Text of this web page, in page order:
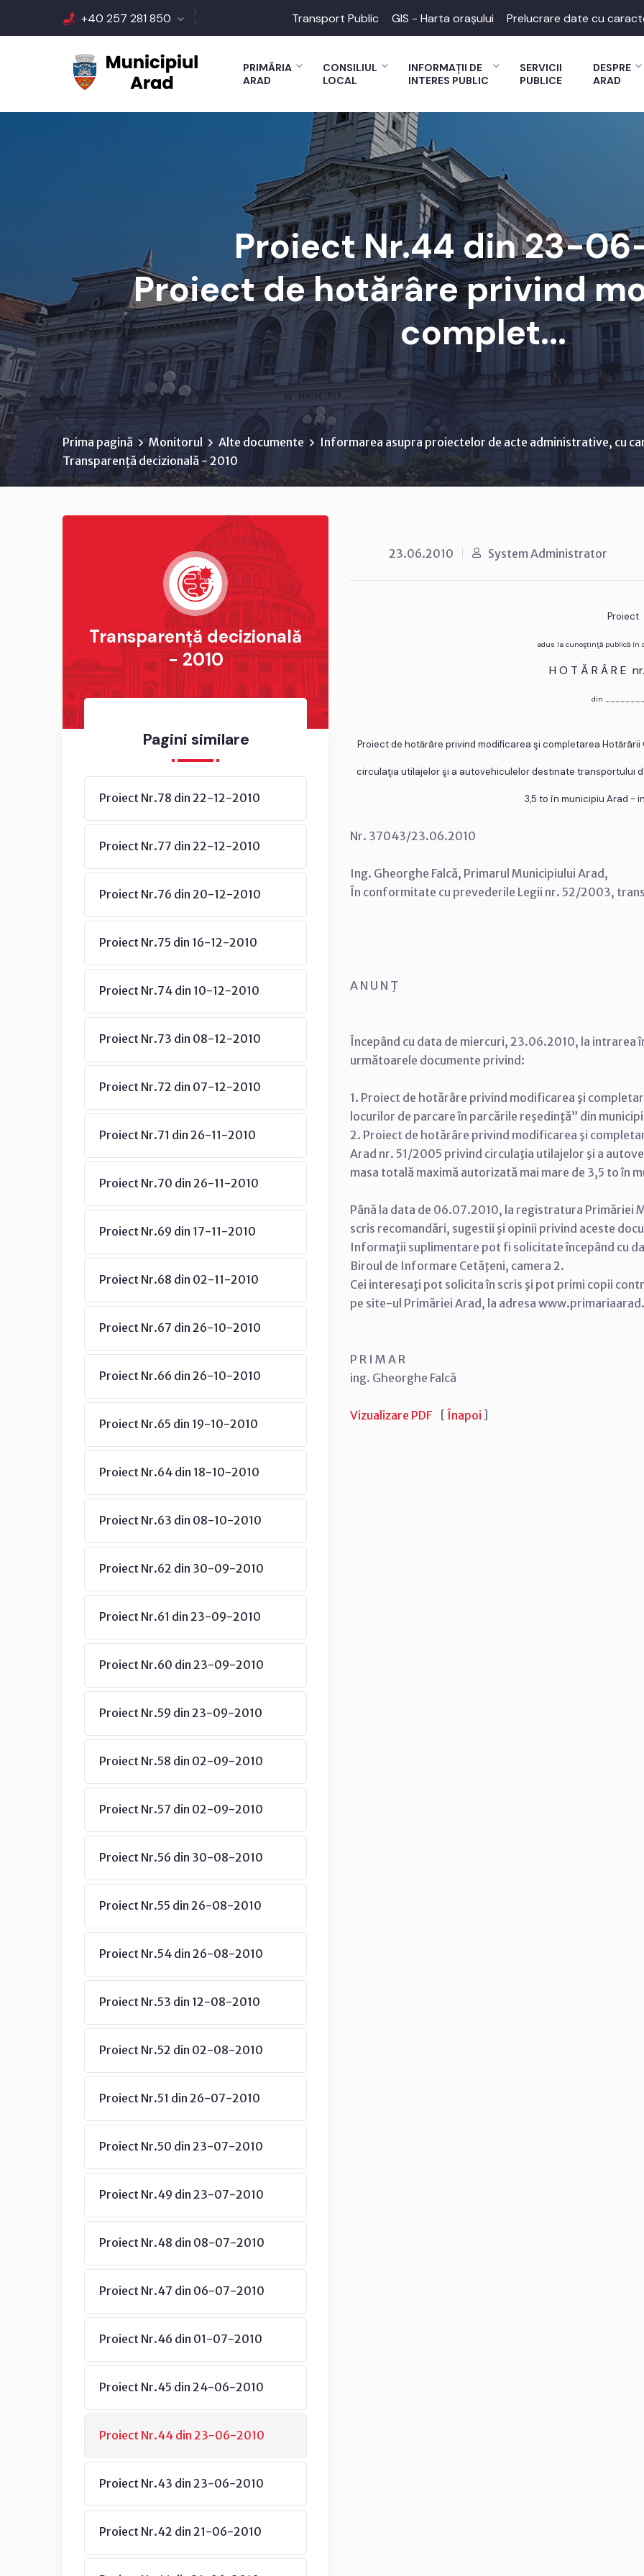
+40 257 281 850 Transport Public GIS - Harta orașului Prelucrare date cu
PRIMĂRIA
ARAD
CONSILIUL
LOCAL
INFORMAȚII DE
INTERES PUBLIC
SERVICII
PUBLICE
DESPRE
ARAD
Proiect Nr.44 din 23-
Proiect de hotărâre privind
complet...
Prima pagină Monitorul Alte documente
Informarea asupra proiectelor de acte administrative, cu
Transparență decizională - 2010
Transparență decizională
- 2010
Pagini similare
Proiect Nr.78 din 22-12-2010
Proiect Nr.77 din 22-12-2010
Proiect Nr.76 din 20-12-2010
Proiect Nr.75 din 16-12-2010
Proiect Nr.74 din 10-12-2010
Proiect Nr.73 din 08-12-2010
Proiect Nr.72 din 07-12-2010
Proiect Nr.71 din 26-11-2010
Proiect Nr.70 din 26-11-2010
Proiect Nr.69 din 17-11-2010
Proiect Nr.68 din 02-11-2010
Proiect Nr.67 din 26-10-2010
Proiect Nr.66 din 26-10-2010
Proiect Nr.65 din 19-10-2010
Proiect Nr.64 din 18-10-2010
Proiect Nr.63 din 08-10-2010
Proiect Nr.62 din 30-09-2010
Proiect Nr.61 din 23-09-2010
Proiect Nr.60 din 23-09-2010
Proiect Nr.59 din 23-09-2010
Proiect Nr.58 din 02-09-2010
Proiect Nr.57 din 02-09-2010
Proiect Nr.56 din 30-08-2010
Proiect Nr.55 din 26-08-2010
Proiect Nr.54 din 26-08-2010
Proiect Nr.53 din 12-08-2010
Proiect Nr.52 din 02-08-2010
Proiect Nr.51 din 26-07-2010
Proiect Nr.50 din 23-07-2010
Proiect Nr.49 din 23-07-2010
Proiect Nr.48 din 08-07-2010
Proiect Nr.47 din 06-07-2010
Proiect Nr.46 din 01-07-2010
Proiect Nr.45 din 24-06-2010
Proiect Nr.44 din 23-06-2010
Proiect Nr.43 din 23-06-2010
Proiect Nr.42 din 21-06-2010
23.06.2010 System Administrator
Proiect
adus la cunoştinţă publică în
H O T Ă R Â R E
din
Proiect de hotărâre privind modificarea şi completarea
circulaţia utilajelor şi a autovehiculelor destinate transportului
3,5 to în municipiu Arad -
Nr. 37043/23.06.2010
Ing. Gheorghe Falcă, Primarul Municipiului Arad,
În conformitate cu prevederile Legii nr. 52/2003,
A N U N Ţ
Începând cu data de miercuri, 23.06.2010, la intrarea
următoarele documente privind:
1. Proiect de hotărâre privind modificarea şi
locurilor de parcare în parcările reşedinţă” din
2. Proiect de hotărâre privind modificarea şi
Arad nr. 51/2005 privind circulaţia utilajelor şi a
masa totală maximă autorizată mai mare de 3,5 to în
Până la data de 06.07.2010, la registratura Primăriei
scris recomandări, sugestii şi opinii privind aceste
Informaţii suplimentare pot fi solicitate începând cu
Biroul de Informare Cetăţeni, camera 2.
Cei interesaţi pot solicita în scris şi pot primi copii
pe site-ul Primăriei Arad, la adresa
P R I M A R
ing. Gheorghe Falcă
Vizualizare PDF [ Înapoi ]